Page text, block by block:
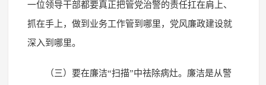
一位领导干部都要真正把管党治警的责任扛在肩上、
抓在手上，做到业务工作管到哪里，党风廉政建设就
深入到哪里。
（三）要在廉洁“扫描”中祛除病灶。廉洁是从警